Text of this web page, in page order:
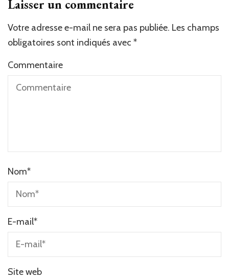
Laisser un commentaire
Votre adresse e-mail ne sera pas publiée. Les champs
obligatoires sont indiqués avec *
Commentaire
Nom*
E-mail*
Site web
Alternative: